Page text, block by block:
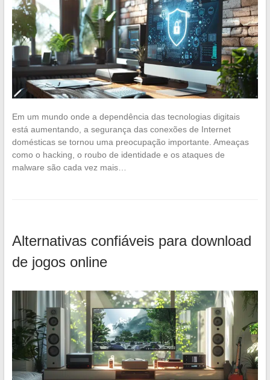
Em um mundo onde a dependência das tecnologias digitais
está aumentando, a segurança das conexões de Internet
domésticas se tornou uma preocupação importante. Ameaças
como o hacking, o roubo de identidade e os ataques de
malware são cada vez mais…
Alternativas confiáveis para download
de jogos online